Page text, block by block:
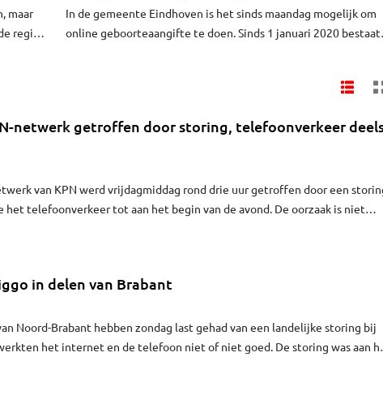
maar
regio
In de gemeente Eindhoven is het sinds maandag mogelijk om
online geboorteaangifte te doen. Sinds 1 januari 2020 bestaat
netwerk getroffen door storing, telefoonverkeer
van KPN werd vrijdagmiddag rond drie uur getroffen door een
het telefoonverkeer tot aan het begin van de avond. De oorzaak is niet
in delen van Brabant
Noord-Brabant hebben zondag last gehad van een landelijke storing bij
het internet en de telefoon niet of niet goed. De storing was aan